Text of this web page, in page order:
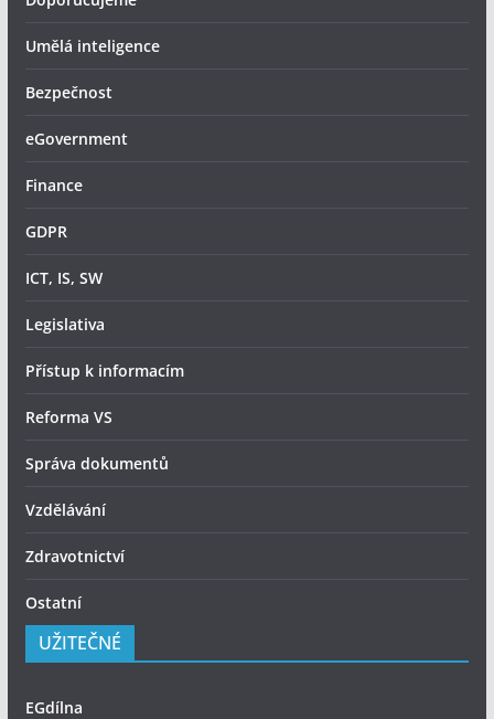
Umělá inteligence
Bezpečnost
eGovernment
Finance
GDPR
ICT, IS, SW
Legislativa
Přístup k informacím
Reforma VS
Správa dokumentů
Vzdělávání
Zdravotnictví
Ostatní
UŽITEČNÉ
EGdílna